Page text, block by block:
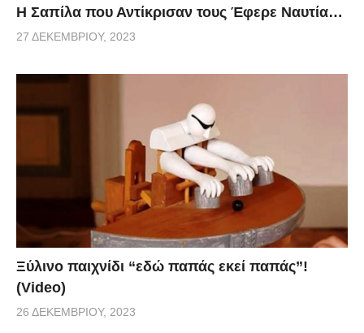
Η Σαπίλα που Αντίκρισαν τους Έφερε Ναυτία…
27 ΔΕΚΕΜΒΡΊΟΥ, 2023
Ξύλινο παιχνίδι “εδώ παπάς εκεί παπάς”!
(Video)
26 ΔΕΚΕΜΒΡΊΟΥ, 2023